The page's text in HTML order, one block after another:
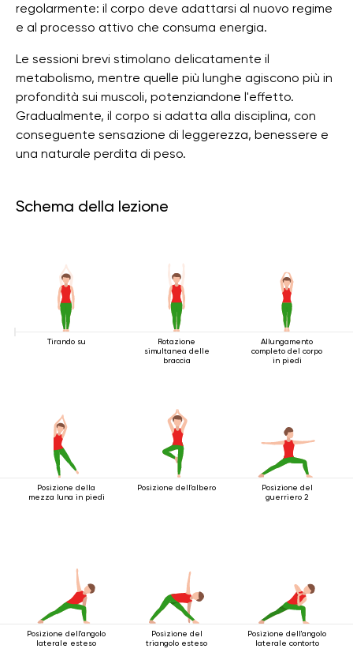
regolarmente: il corpo deve adattarsi al nuovo regime
e al processo attivo che consuma energia.
Le sessioni brevi stimolano delicatamente il
metabolismo, mentre quelle più lunghe agiscono più in
profondità sui muscoli, potenziandone l'effetto.
Gradualmente, il corpo si adatta alla disciplina, con
conseguente sensazione di leggerezza, benessere e
una naturale perdita di peso.
Schema della lezione
Tirando su
Rotazione
simultanea delle
braccia
Allungamento
completo del corpo
in piedi
Posizione della
mezza luna in piedi
Posizione dell'albero
Posizione del
guerriero 2
Posizione dell'angolo
laterale esteso
Posizione del
triangolo esteso
Posizione dell'angolo
laterale contorto